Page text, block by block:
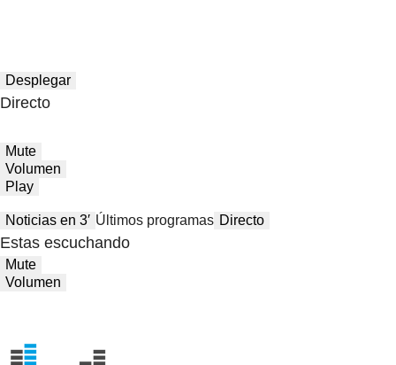
Desplegar
Directo
Mute
Volumen
Play
Noticias en 3′ Últimos programas Directo
Estas escuchando
Mute
Volumen